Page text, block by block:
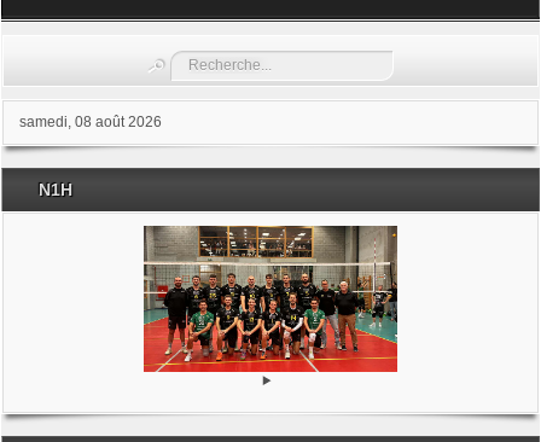
Les samedis du sport
Les stages
Documents
Rechercher
samedi, 08 août 2026
N1H